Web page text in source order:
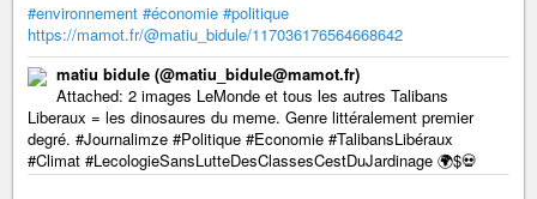
#environnement #économie #politique
https://mamot.fr/@matiu_bidule/117036176564668642
matiu bidule (@matiu_bidule@mamot.fr)
Attached: 2 images LeMonde et tous les autres Talibans
Liberaux = les dinosaures du meme. Genre littéralement premier
degré. #Journalimze #Politique #Economie #TalibansLibéraux
#Climat #LecologieSansLutteDesClassesCestDuJardinage 🌍$💀